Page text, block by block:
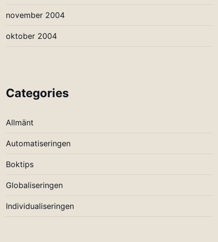
november 2004
oktober 2004
Categories
Allmänt
Automatiseringen
Boktips
Globaliseringen
Individualiseringen